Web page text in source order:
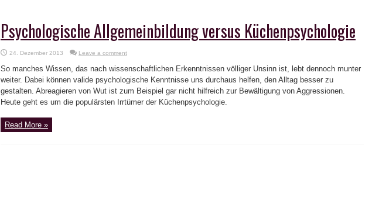
Psychologische Allgemeinbildung versus Küchenpsychologie
24. Dezember 2013 Leave a comment
So manches Wissen, das nach wissenschaftlichen Erkenntnissen völliger Unsinn ist, lebt dennoch munter
weiter. Dabei können valide psychologische Kenntnisse uns durchaus helfen, den Alltag besser zu
gestalten. Abreagieren von Wut ist zum Beispiel gar nicht hilfreich zur Bewältigung von Aggressionen.
Heute geht es um die populärsten Irrtümer der Küchenpsychologie.
Read More »